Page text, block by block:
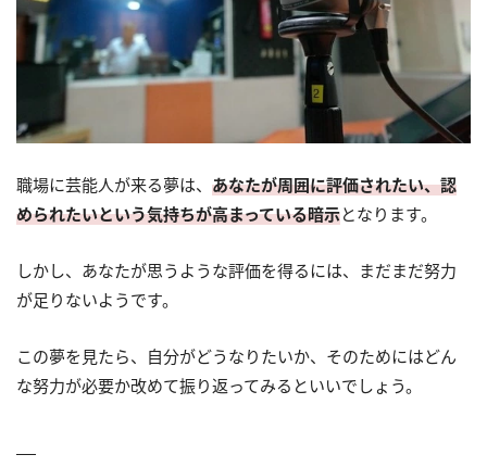
職場に芸能人が来る夢は、 あなたが周囲に評価されたい、認
められたいという気持ちが高まっている暗示となります。
しかし、あなたが思うような評価を得るには、まだまだ努力
が足りないようです。
この夢を見たら、自分がどうなりたいか、そのためにはどん
な努力が必要か改めて振り返ってみるといいでしょう。